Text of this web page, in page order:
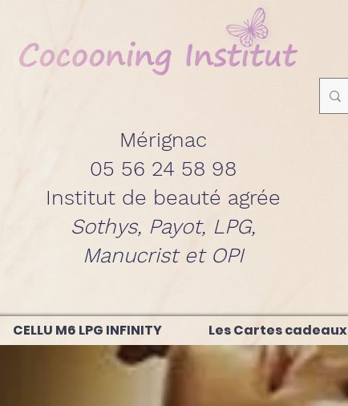
Mérignac
05 56 24 58 98
Institut de beauté agrée
Sothys, Payot, LPG,
Manucrist et OPI
CELLU M6 LPG INFINITY Les Cartes cadeaux